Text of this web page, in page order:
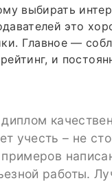
выбирать
это
Главное —
и
учесть – не
работы.